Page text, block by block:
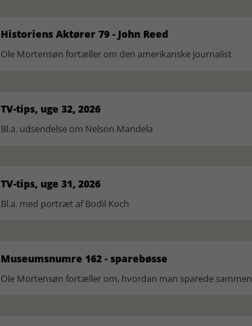
Historiens Aktører 79 - John Reed
Ole Mortensøn fortæller om den amerikanske journalist
TV-tips, uge 32, 2026
Bl.a. udsendelse om Nelson Mandela
TV-tips, uge 31, 2026
Bl.a. med portræt af Bodil Koch
Museumsnumre 162 - sparebøsse
Ole Mortensøn fortæller om, hvordan man sparede sammen